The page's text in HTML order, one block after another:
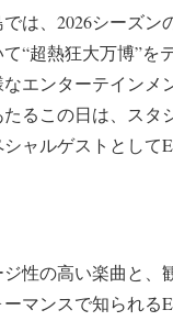
は、2026シーズン
“超熱狂大万博”を
エンターテインメ
るこの日は、スタ
ャルゲストとして
ジ性の高い楽曲と、
マンスで知られる